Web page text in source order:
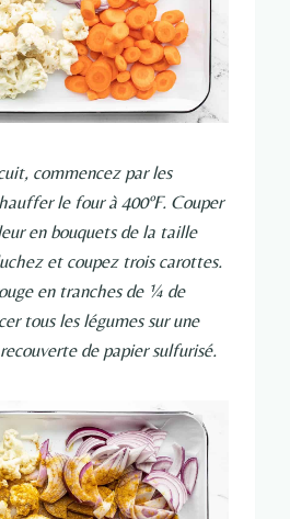
commencez par les
le four à 400ºF. Couper
en bouquets de la taille
et coupez trois carottes.
en tranches de ¼ de
tous les légumes sur une
de papier sulfurisé.